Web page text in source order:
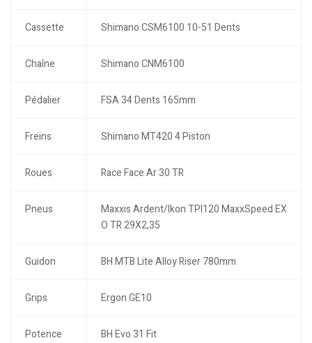
Cassette Shimano CSM6100 10-51 Dents
Chaîne Shimano CNM6100
Pédalier FSA 34 Dents 165mm
Freins Shimano MT420 4 Piston
Roues Race Face Ar 30 TR
Pneus
Maxxis Ardent/Ikon TPI120 MaxxSpeed EX
O TR 29X2,35
Guidon BH MTB Lite Alloy Riser 780mm
Grips Ergon GE10
Potence BH Evo 31 Fit